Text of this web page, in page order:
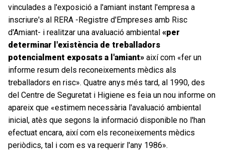
vinculades a l'exposició a l'amiant instant l'empresa a
inscriure's al RERA -Registre d'Empreses amb Risc
d'Amiant- i realitzar una avaluació ambiental «per
determinar l'existència de treballadors
potencialment exposats a l'amiant» així com «fer un
informe resum dels reconeixements mèdics als
treballadors en risc». Quatre anys més tard, al 1990, des
del Centre de Seguretat i Higiene es feia un nou informe on
apareix que «estimem necessària l'avaluació ambiental
inicial, atès que segons la informació disponible no l'han
efectuat encara, així com els reconeixements mèdics
periòdics, tal i com es va requerir l'any 1986».